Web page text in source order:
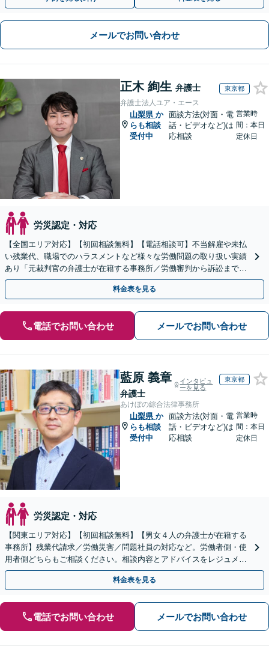
メールでお問い合わせ
正木 絢生 弁護士 東京都
弁護士法人ユア・エース
山梨県 か
らも相談
受付中
面談方法(対面・電
話・ビデオなど)は
応相談
営業時
間：本日
定休日
労災認定・対応
【全国エリア対応】【初回相談無料】【電話相談可】不当解雇や未払
い残業代、職場でのハラスメントなど様々な労働問題の取り扱い実績
あり「元裁判官の弁護士が在籍する事務所／労働審判から訴訟まで、
裁判官経験を活かした最適な戦略を立案」
料金表を見る
電話でお問い合わせ メールでお問い合わせ
藍原 義章
弁護士
インタビュ
ーを見る
東京都
あけぼの綜合法律事務所
山梨県 か
らも相談
受付中
面談方法(対面・電
話・ビデオなど)は
応相談
営業時
間：本日
定休日
労災認定・対応
【関東エリア対応】【初回相談無料】【男女４人の弁護士が在籍する
事務所】残業代請求／労働災害／問題社員の対応など。労働者側・使
用者側どちらもご相談ください。相談内容とアドバイスをレジュメに
してお渡ししします【弁護士歴15年以上】
料金表を見る
電話でお問い合わせ メールでお問い合わせ